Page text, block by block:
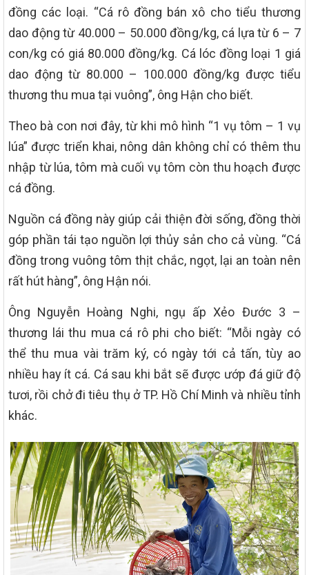
đồng các loại. “Cá rô đồng bán xô cho tiểu thương
dao động từ 40.000 – 50.000 đồng/kg, cá lựa từ 6 – 7
con/kg có giá 80.000 đồng/kg. Cá lóc đồng loại 1 giá
dao động từ 80.000 – 100.000 đồng/kg được tiểu
thương thu mua tại vuông”, ông Hận cho biết.
Theo bà con nơi đây, từ khi mô hình “1 vụ tôm – 1 vụ
lúa” được triển khai, nông dân không chỉ có thêm thu
nhập từ lúa, tôm mà cuối vụ tôm còn thu hoạch được
cá đồng.
Nguồn cá đồng này giúp cải thiện đời sống, đồng thời
góp phần tái tạo nguồn lợi thủy sản cho cả vùng. “Cá
đồng trong vuông tôm thịt chắc, ngọt, lại an toàn nên
rất hút hàng”, ông Hận nói.
Ông Nguyễn Hoàng Nghi, ngụ ấp Xẻo Đước 3 –
thương lái thu mua cá rô phi cho biết: “Mỗi ngày có
thể thu mua vài trăm ký, có ngày tới cả tấn, tùy ao
nhiều hay ít cá. Cá sau khi bắt sẽ được ướp đá giữ độ
tươi, rồi chở đi tiêu thụ ở TP. Hồ Chí Minh và nhiều tỉnh
khác.